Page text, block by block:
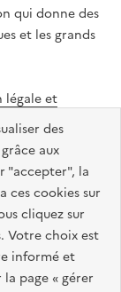
des
aux
"accepter", la
ces cookies sur
cliquez sur
Votre choix est
informé et
page « gérer
qui donne des
et les grands
et